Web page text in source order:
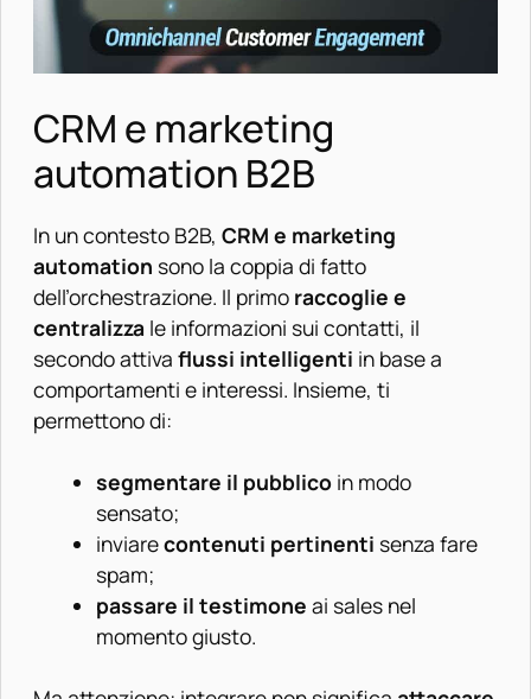
CRM e marketing
automation B2B
In un contesto B2B, CRM e marketing
automation sono la coppia di fatto
dell’orchestrazione. Il primo raccoglie e
centralizza le informazioni sui contatti, il
secondo attiva flussi intelligenti in base a
comportamenti e interessi. Insieme, ti
permettono di:
segmentare il pubblicoin modo
sensato;
inviarecontenuti pertinenti senza fare
spam;
passare il testimone ai sales nel
momento giusto.